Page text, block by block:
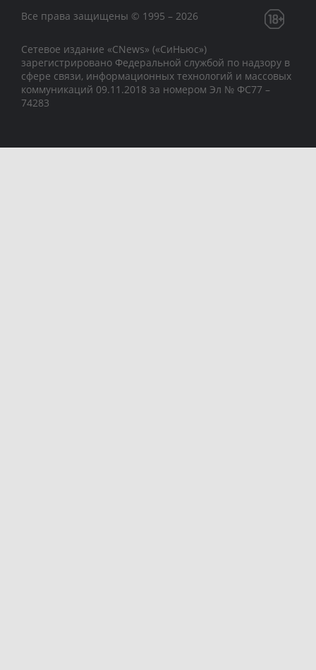
Все права защищены © 1995 – 2026
Сетевое издание «CNews» («СиНьюс»)
зарегистрировано Федеральной службой по надзору в
сфере связи, информационных технологий и массовых
коммуникаций 09.11.2018 за номером Эл № ФС77 –
74283